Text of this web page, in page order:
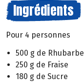
Ingrédients
Pour 4 personnes
500 g de Rhubarbe
250 g de Fraise
180 g de Sucre